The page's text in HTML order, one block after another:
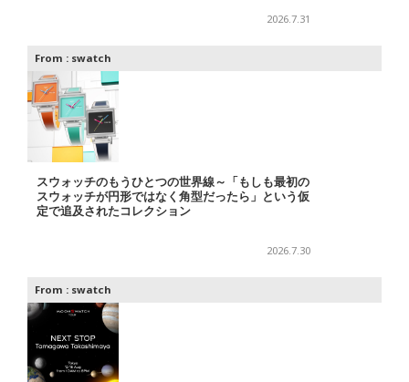
2026.7.31
From : swatch
スウォッチのもうひとつの世界線～「もしも最初の
スウォッチが円形ではなく角型だったら」という仮
定で追及されたコレクション
2026.7.30
From : swatch